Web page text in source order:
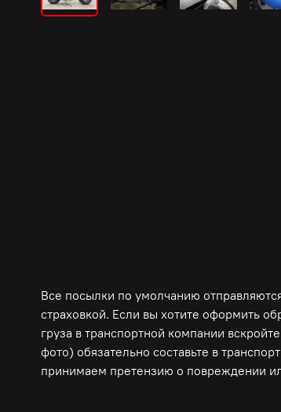
Все посылки по умолчанию
страховкой. Если вы хотите оформить
груза в транспортной компании
фото) обязательно составьте в
принимаем претензию о повреждении